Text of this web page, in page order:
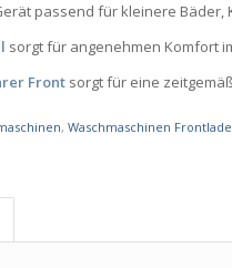
passend für kleinere
sorgt für angenehmen Komfort
Front sorgt für eine
,Waschmaschinen